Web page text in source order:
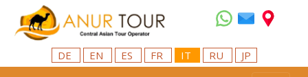
DE EN ES FR IT RU JP